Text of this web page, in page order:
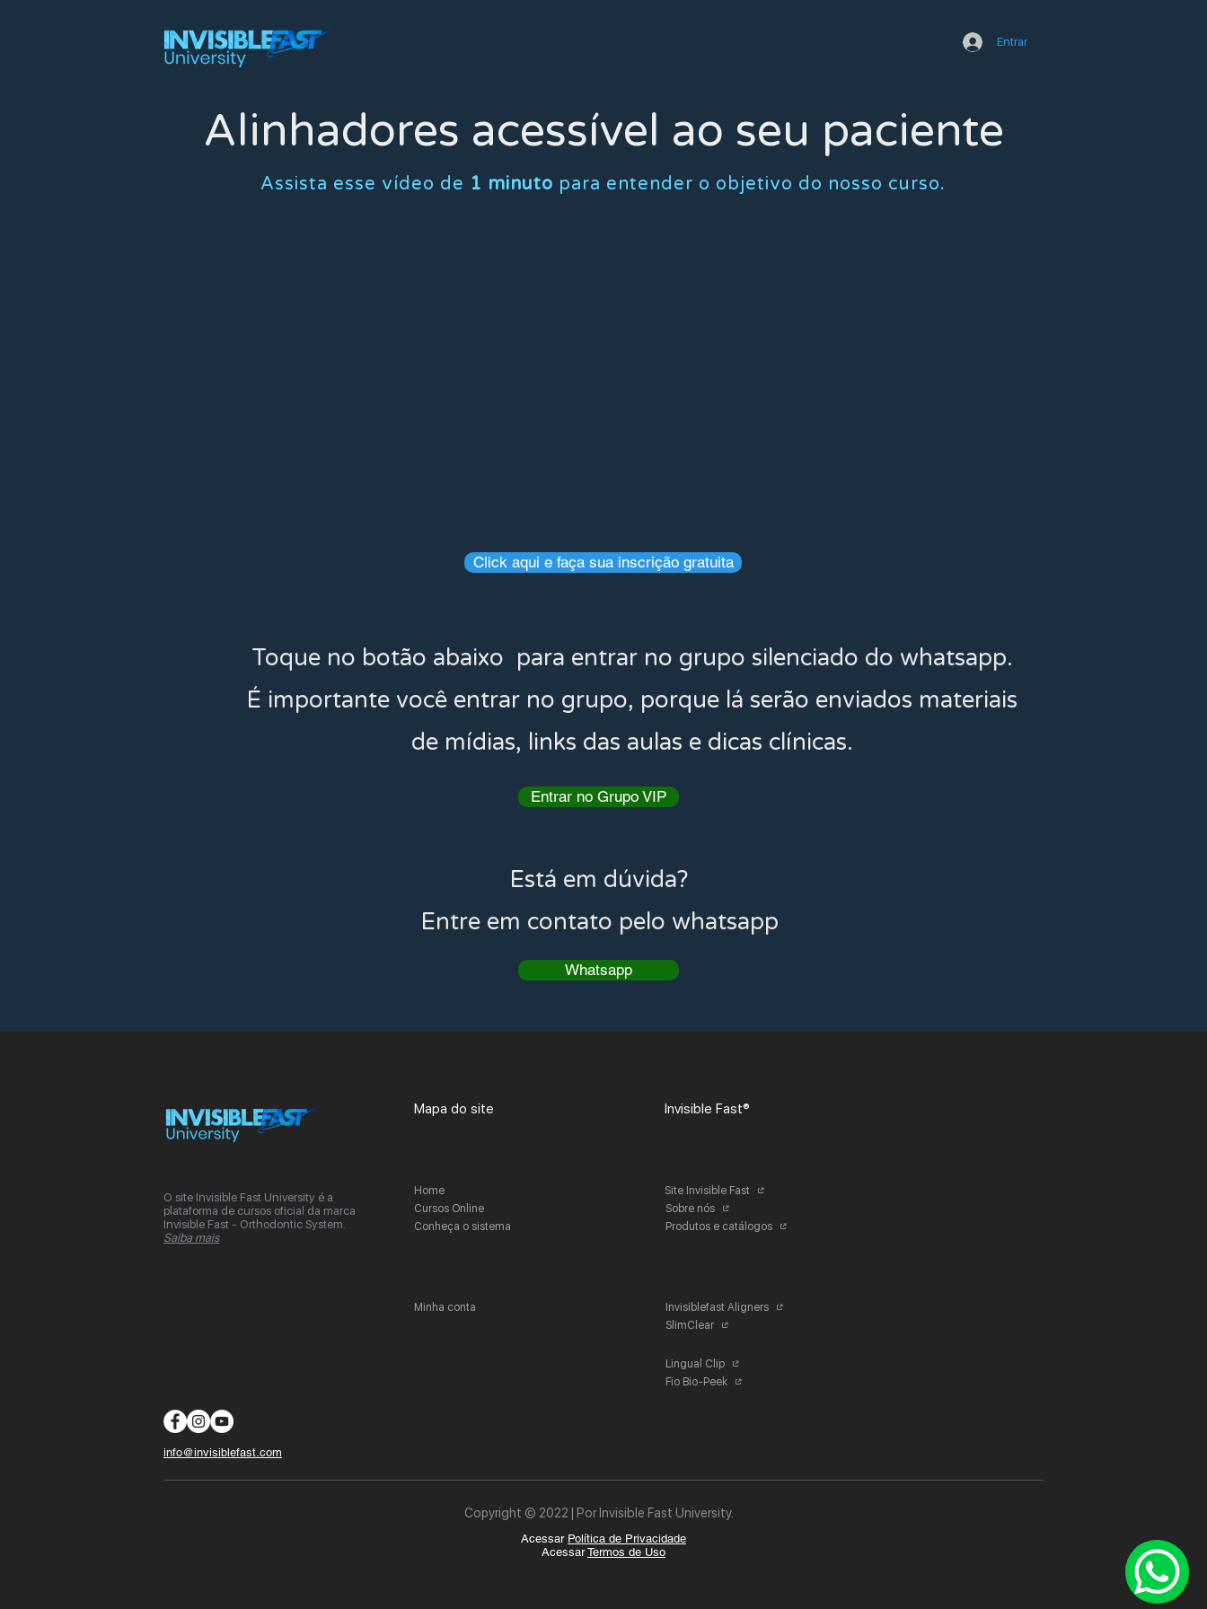
Entrar
Alinhadores acessível ao seu paciente
Assista esse vídeo de 1 minuto para entender o objetivo do nosso curso.
Click aqui e faça sua inscrição gratuita
Toque no botão abaixo para entrar no grupo silenciado do whatsapp.
É importante você entrar no grupo, porque lá serão enviados materiais
de mídias, links das aulas e dicas clínicas.
Entrar no Grupo VIP
Está em dúvida?
Entre em contato pelo whatsapp
Whatsapp
O site Invisible Fast University é a
plataforma de cursos oficial da marca
Invisible Fast - Orthodontic System.
Saiba mais
Mapa do site
Home
Cursos Online
Conheça o sistema
Minha conta
Invisible Fast®
Site Invisible Fast
Sobre nós
Produtos e catálogos
Invisiblefast Aligners
SlimClear
Lingual Clip
Fio Bio-Peek
info@invisiblefast.com
Copyright © 2022 | Por Invisible Fast University.
Acessar Política de Privacidade
AcessarTermos de Uso